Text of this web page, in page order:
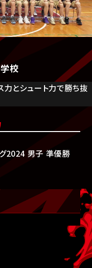
校
力とシュート力で勝ち抜
2024 男子 準優勝